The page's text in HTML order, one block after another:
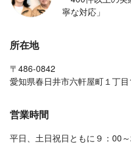
寧な対応」
所在地
〒486-0842
愛知県春日井市六軒屋町１丁
営業時間
平日、土日祝日ともに９：00